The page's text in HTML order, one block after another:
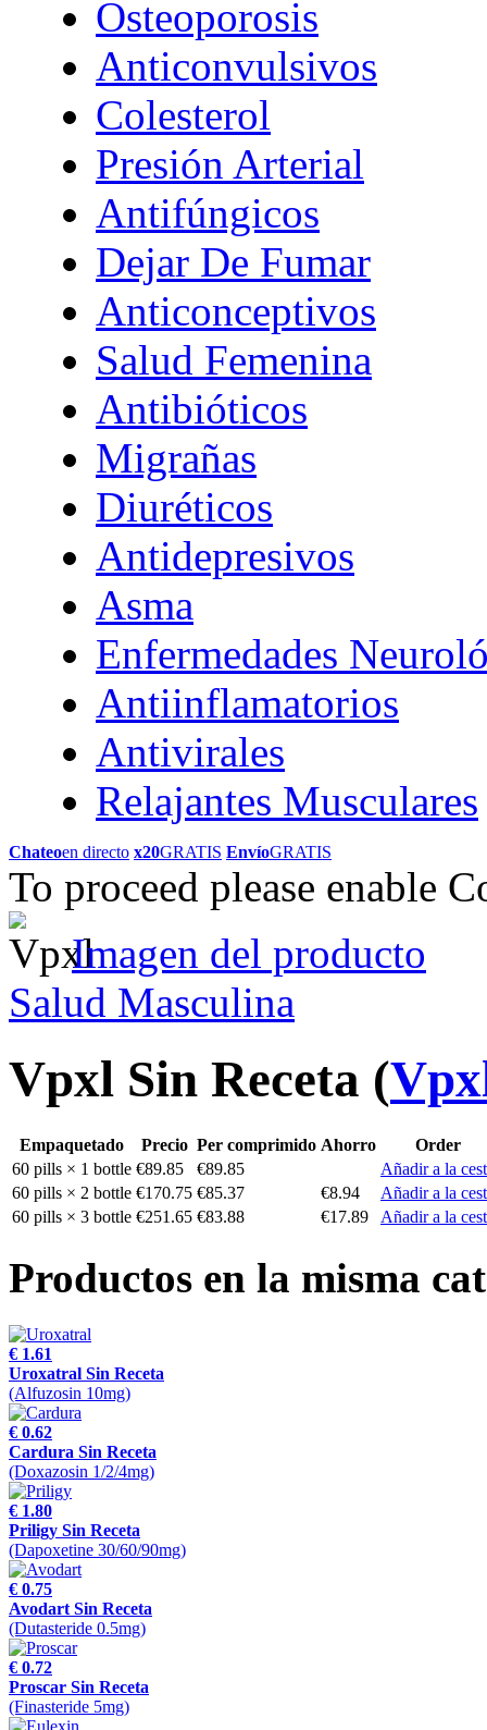
Osteoporosis
Anticonvulsivos
Colesterol
Presión Arterial
Antifúngicos
Dejar De Fumar
Anticonceptivos
Salud Femenina
Antibióticos
Migrañas
Diuréticos
Antidepresivos
Asma
Enfermedades
Antiinflamatorios
Antivirales
Relajantes Musculares
Chateoen directo x20GRATIS EnvíoGRATIS
To proceed please enable
Imagen del producto
Salud Masculina
Vpxl Sin Receta (
Empaquetado Precio Per comprimido Ahorro
Order
60 pills × 1 bottle €89.85 €89.85
Añadir a la
60 pills × 2 bottle €170.75 €85.37 €8.94
Añadir a la
60 pills × 3 bottle €251.65 €83.88 €17.89 Añadir a la
Productos en la misma
€ 1.61
Uroxatral Sin Receta
(Alfuzosin 10mg)
€ 0.62
Cardura Sin Receta
(Doxazosin 1/2/4mg)
€ 1.80
Priligy Sin Receta
(Dapoxetine 30/60/90mg)
€ 0.75
Avodart Sin Receta
(Dutasteride 0.5mg)
€ 0.72
Proscar Sin Receta
(Finasteride 5mg)